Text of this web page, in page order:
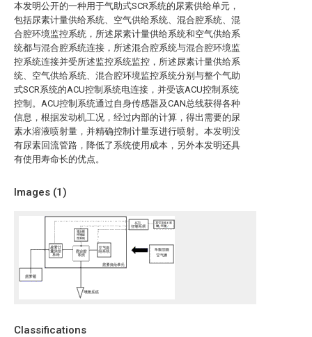
本发明公开的一种用于气助式SCR系统的尿素供给单元，
包括尿素计量供给系统、空气供给系统、混合腔系统、混
合腔环境监控系统，所述尿素计量供给系统和空气供给系
统都与混合腔系统连接，所述混合腔系统与混合腔环境监
控系统连接并受所述监控系统监控，所述尿素计量供给系
统、空气供给系统、混合腔环境监控系统分别与整个气助
式SCR系统的ACU控制系统电连接，并受该ACU控制系统
控制。ACU控制系统通过自身传感器及CAN总线获得各种
信息，根据发动机工况，经过内部的计算，得出需要的尿
素水溶液喷射量，并精确控制计量泵进行喷射。本发明没
有尿素回流管路，降低了系统使用成本，另外本发明还具
有使用寿命长的优点。
Images (1)
Classifications